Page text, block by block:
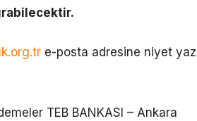
e-posta adresine niyet
TEB BANKASI – Ankara